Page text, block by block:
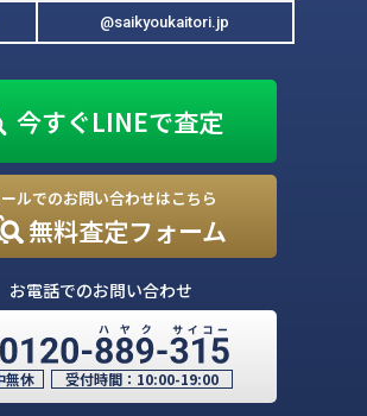
@saikyoukaitori.jp
今すぐLINEで査定
ルでのお問い合わせはこちら
無料査定フォーム
お電話でのお問い合わせ
無休 受付時間： 10:00-19:00